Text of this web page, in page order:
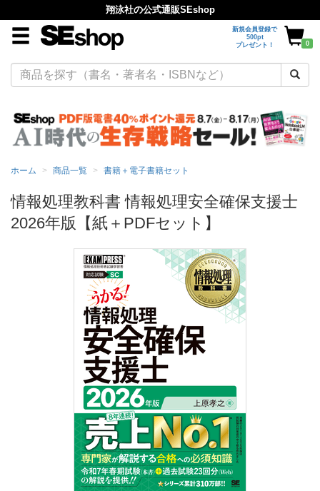
翔泳社の公式通販SEshop
新規会員登録で
500pt
プレゼント！
0
ホーム 商品一覧 書籍＋電子書籍セット
情報処理教科書 情報処理安全確保支援士
2026年版【紙＋PDFセット】